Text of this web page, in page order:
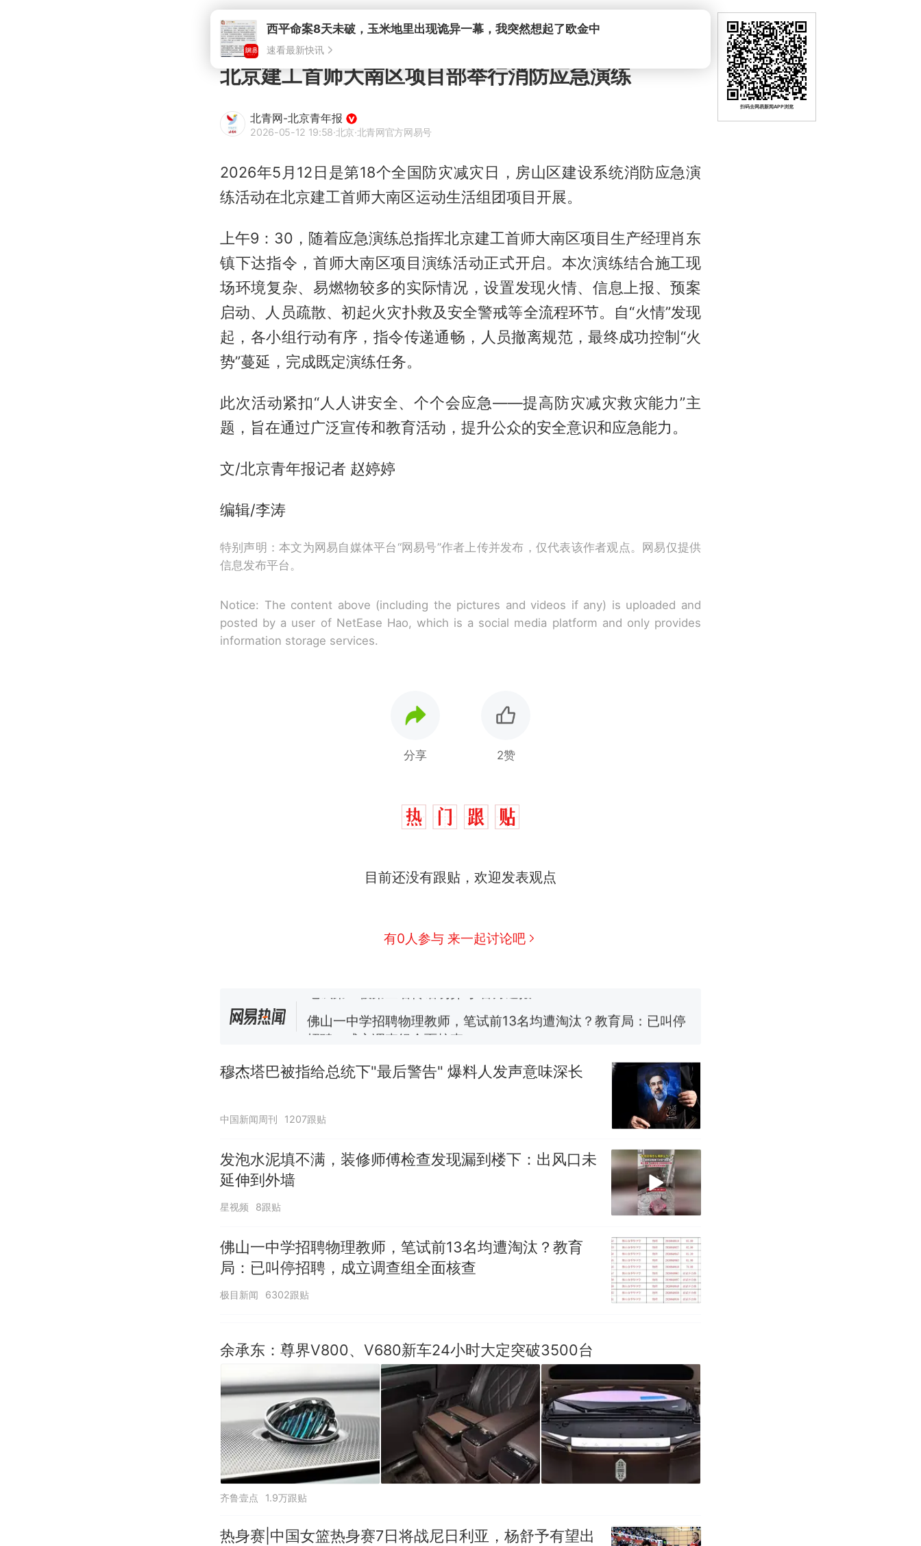
北京建工首师大南区项目部举行消防应急演练
北青网-北京青年报
2026-05-12 19:58·北京·北青网官方网易号
2026年5月12日是第18个全国防灾减灾日，房山区建设系统消防应急演
练活动在北京建工首师大南区运动生活组团项目开展。
上午9：30，随着应急演练总指挥北京建工首师大南区项目生产经理肖东
镇下达指令，首师大南区项目演练活动正式开启。本次演练结合施工现
场环境复杂、易燃物较多的实际情况，设置发现火情、信息上报、预案
启动、人员疏散、初起火灾扑救及安全警戒等全流程环节。自“火情”发现
起，各小组行动有序，指令传递通畅，人员撤离规范，最终成功控制“火
势”蔓延，完成既定演练任务。
此次活动紧扣“人人讲安全、个个会应急——提高防灾减灾救灾能力”主
题，旨在通过广泛宣传和教育活动，提升公众的安全意识和应急能力。
文/北京青年报记者 赵婷婷
编辑/李涛
特别声明：本文为网易自媒体平台“网易号”作者上传并发布，仅代表该作者观点。网易仅提供
信息发布平台。
Notice: The content above (including the pictures and videos if any) is uploaded and
posted by a user of NetEase Hao, which is a social media platform and only provides
information storage services.
分享 2赞
目前还没有跟贴，欢迎发表观点
有0人参与 来一起讨论吧
费大厨“全国小炒肉大王”称号，仅凭视频评出？中国烹饪协会回
招聘，成立调查组全面核查
热 那个在床头放菜刀的女孩，因老师一句“跟我回家”改写了人生
穆杰塔巴被指给总统下"最后警告" 爆料人发声意味深长
中国新闻周刊 1207跟贴
发泡水泥填不满，装修师傅检查发现漏到楼下：出风口未
延伸到外墙
星视频 8跟贴
佛山一中学招聘物理教师，笔试前13名均遭淘汰？教育
局：已叫停招聘，成立调查组全面核查
极目新闻 6302跟贴
余承东：尊界V800、V680新车24小时大定突破3500台
齐鲁壹点 1.9万跟贴
热身赛|中国女篮热身赛7日将战尼日利亚，杨舒予有望出
扫码去网易新闻APP浏览